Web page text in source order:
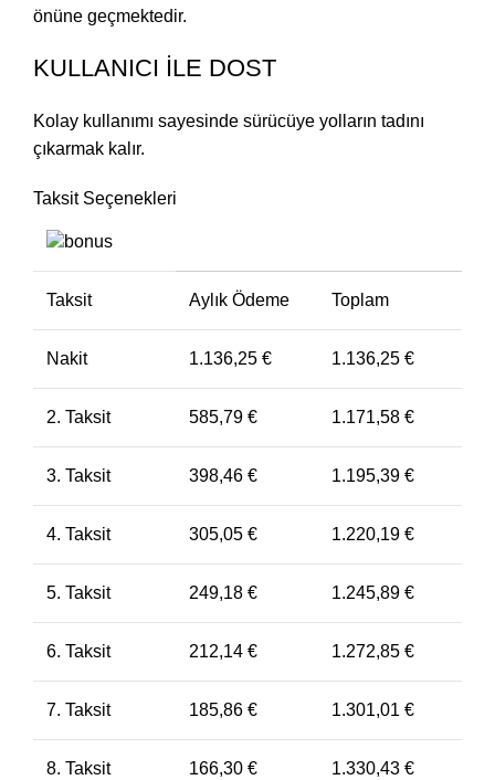
önüne geçmektedir.
KULLANICI İLE DOST
Kolay kullanımı sayesinde sürücüye yolların tadını
çıkarmak kalır.
Taksit Seçenekleri
Taksit Aylık Ödeme Toplam
Nakit 1.136,25 € 1.136,25 €
2. Taksit 585,79 € 1.171,58 €
3. Taksit 398,46 € 1.195,39 €
4. Taksit 305,05 € 1.220,19 €
5. Taksit 249,18 € 1.245,89 €
6. Taksit 212,14 € 1.272,85 €
7. Taksit 185,86 € 1.301,01 €
8. Taksit 166,30 € 1.330,43 €